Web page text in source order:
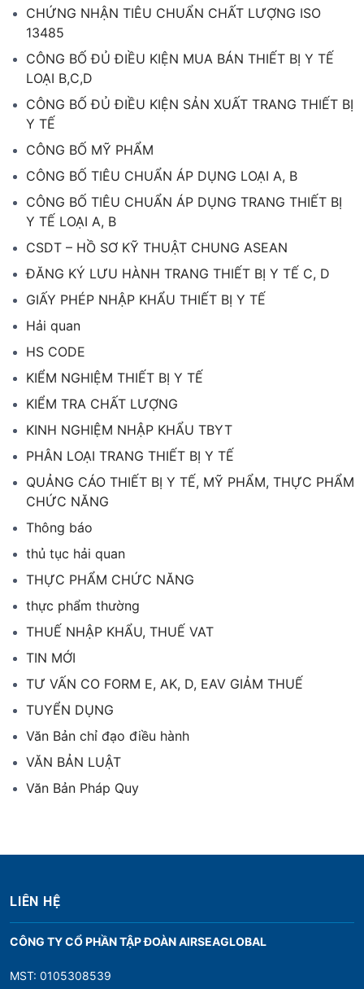
CHỨNG NHẬN TIÊU CHUẨN CHẤT LƯỢNG ISO
13485
CÔNG BỐ ĐỦ ĐIỀU KIỆN MUA BÁN THIẾT BỊ Y TẾ
LOẠI B,C,D
CÔNG BỐ ĐỦ ĐIỀU KIỆN SẢN XUẤT TRANG THIẾT BỊ
Y TẾ
CÔNG BỐ MỸ PHẨM
CÔNG BỐ TIÊU CHUẨN ÁP DỤNG LOẠI A, B
CÔNG BỐ TIÊU CHUẨN ÁP DỤNG TRANG THIẾT BỊ
Y TẾ LOẠI A, B
CSDT – HỒ SƠ KỸ THUẬT CHUNG ASEAN
ĐĂNG KÝ LƯU HÀNH TRANG THIẾT BỊ Y TẾ C, D
GIẤY PHÉP NHẬP KHẨU THIẾT BỊ Y TẾ
Hải quan
HS CODE
KIỂM NGHIỆM THIẾT BỊ Y TẾ
KIỂM TRA CHẤT LƯỢNG
KINH NGHIỆM NHẬP KHẨU TBYT
PHÂN LOẠI TRANG THIẾT BỊ Y TẾ
QUẢNG CÁO THIẾT BỊ Y TẾ, MỸ PHẨM, THỰC PHẨM
CHỨC NĂNG
Thông báo
thủ tục hải quan
THỰC PHẨM CHỨC NĂNG
thực phẩm thường
THUẾ NHẬP KHẨU, THUẾ VAT
TIN MỚI
TƯ VẤN CO FORM E, AK, D, EAV GIẢM THUẾ
TUYỂN DỤNG
Văn Bản chỉ đạo điều hành
VĂN BẢN LUẬT
Văn Bản Pháp Quy
LIÊN HỆ
CÔNG TY CỔ PHẦN TẬP ĐOÀN AIRSEAGLOBAL
MST: 0105308539